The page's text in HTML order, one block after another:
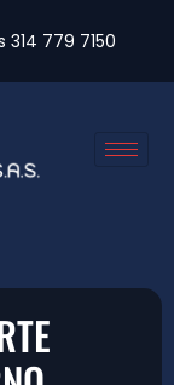
314 779 7150